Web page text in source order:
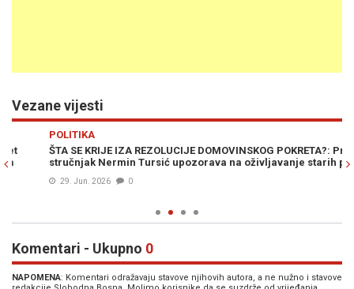
Vezane vijesti
POLITIKA
ŠTA SE KRIJE IZA REZOLUCIJE DOMOVINSKOG POKRETA?: Pravni
stručnjak Nermin Tursić upozorava na oživljavanje starih politika
29. Jun. 2026 0
Komentari - Ukupno 0
NAPOMENA: Komentari odražavaju stavove njihovih autora, a ne nužno i stavove